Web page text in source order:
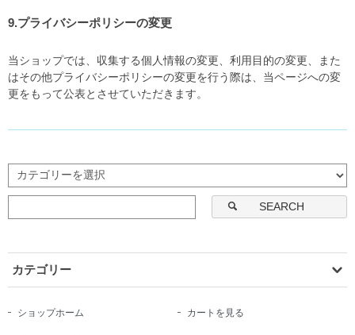
9.プライバシーポリシーの変更
当ショップでは、収集する個人情報の変更、利用目的の変更、また
はその他プライバシーポリシーの変更を行う際は、当ページへの変
更をもって公表とさせていただきます。
SEARCH
カテゴリー
ショップホーム カートを見る